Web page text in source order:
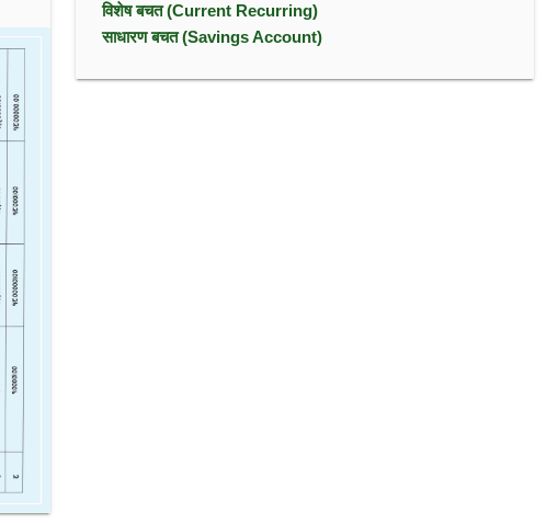
विशेष बचत (Current Recurring)
साधारण बचत (Savings Account)